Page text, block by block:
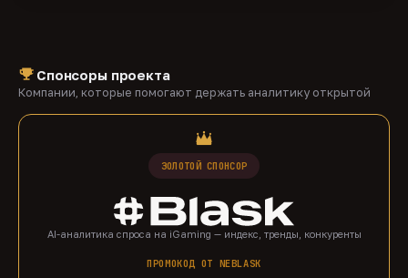
Спонсоры проекта
Компании, которые помогают держать аналитику открытой
ЗОЛОТОЙ СПОНСОР
AI-аналитика спроса на iGaming — индекс, тренды, конкуренты
ПРОМОКОД ОТ NEBLASK